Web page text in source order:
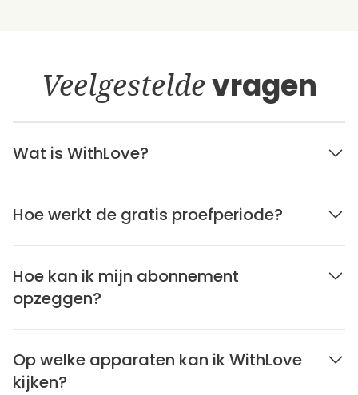
Veelgesteldevragen
Wat is WithLove?
Hoe werkt de gratis proefperiode?
Hoe kan ik mijn abonnement
opzeggen?
Op welke apparaten kan ik WithLove
kijken?